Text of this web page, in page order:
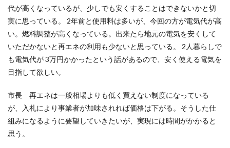
代が高くなっているが、少しでも安くすることはできないかと切
実に思っている。 2年前と使用料は多いが、今回の方が電気代が高
い。燃料調整が高くなっている。出来たら地元の電気を安くして
いただかないと再エネの利用も少ないと思っている。 2人暮らしで
も電気代が 3万円かかったという話があるので、安く使える電気を
目指して欲しい。
市長 再エネは一般相場よりも低く買えない制度になっている
が、入札により事業者が加味されれば価格は下がる。そうした仕
組みになるように要望していきたいが、実現には時間がかかると
思う。